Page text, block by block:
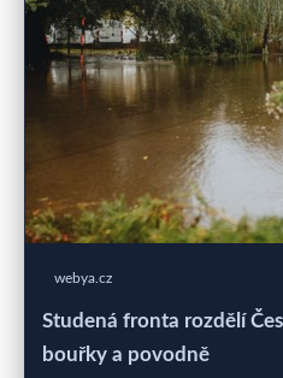
webya.cz
Studená fronta rozdělí
bouřky a povodně